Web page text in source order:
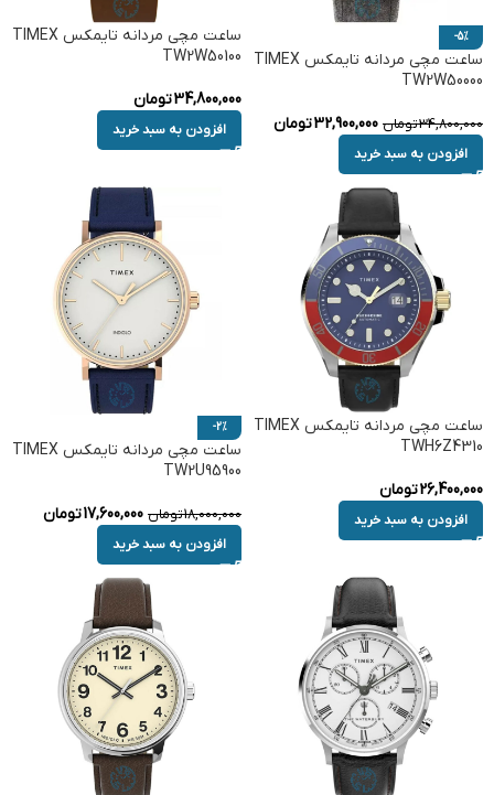
-5%
ساعت مچی مردانه تایمکس TIMEX
TW2W50000
34,800,000تومان 32,900,000تومان
افزودن به سبد خرید
ساعت مچی مردانه تایمکس TIMEX
TW2W50100
34,800,000تومان
افزودن به سبد خرید
ساعت مچی مردانه تایمکس TIMEX
TWH6Z4310
26,400,000تومان
افزودن به سبد خرید
-2%
ساعت مچی مردانه تایمکس TIMEX
TW2U95900
18,000,000تومان 17,600,000تومان
افزودن به سبد خرید